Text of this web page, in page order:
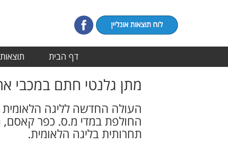
דף הבית
מתן גלנטי חתם במכבי
העולה החדשה לליגה
החולפת במדי מ.ס. כפר קאסם,
תחרותית בליגה הלאומית.